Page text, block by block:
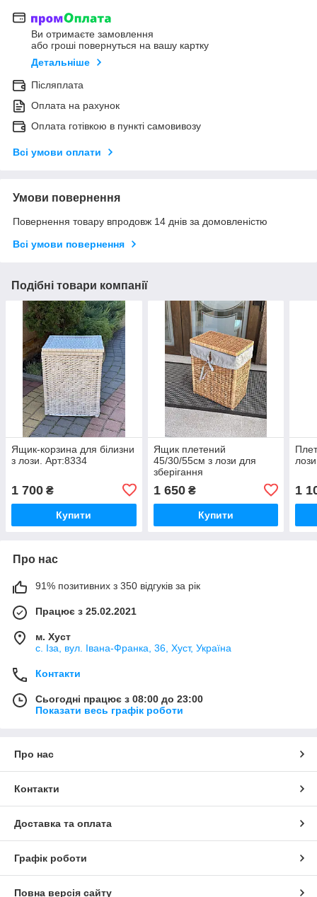
Ви отримаєте замовлення
або гроші повернуться на вашу картку
Детальніше
Післяплата
Оплата на рахунок
Оплата готівкою в пункті самовивозу
Всі умови оплати
Умови повернення
Повернення товару впродовж 14 днів за домовленістю
Всі умови повернення
Подібні товари компанії
Ящик-корзина для білизни
з лози. Арт:8334
1 700 ₴
Купити
Ящик плетений
45/30/55см з лози для
зберігання
1 650₴
Купити
1
Про нас
91% позитивних з 350 відгуків за рік
Працює з 25.02.2021
м. Хуст
с. Іза, вул. Івана-Франка, 36, Хуст, Україна
Контакти
Сьогодні працює з 08:00 до 23:00
Показати весь графік роботи
Про нас
Контакти
Доставка та оплата
Графік роботи
Повна версія сайту